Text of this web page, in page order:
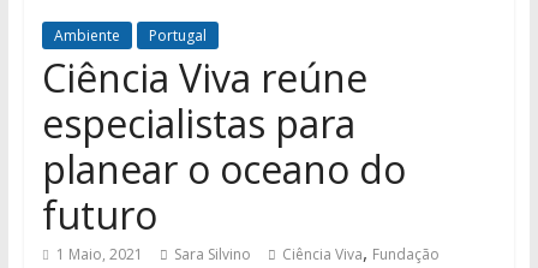
Ambiente Portugal
Ciência Viva reúne
especialistas para
planear o oceano do
futuro
1 Maio, 2021 Sara Silvino Ciência Viva, Fundação